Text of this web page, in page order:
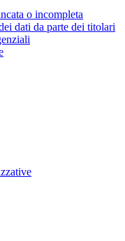
o incompleta
dati da parte dei titolari